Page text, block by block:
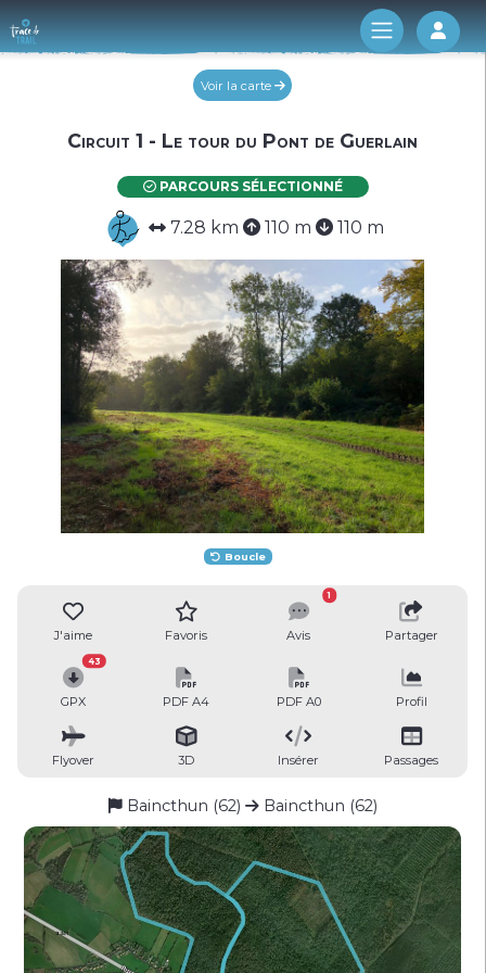
Log
Voir la carte
Circuit 1 - Le tour du Pont de Guerlain
PARCOURS SÉLECTIONNÉ
7.28 km 110 m 110 m
Boucle
J'aime Favoris Avis
1
Partager
GPX
43
PDF A4 PDF A0 Profil
Flyover 3D Insérer Passages
Baincthun (62) Baincthun (62)